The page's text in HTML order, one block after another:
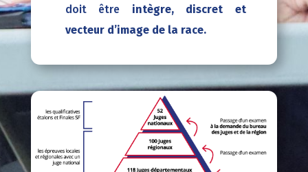
doit être intègre, discret et
vecteur d’image de la race.